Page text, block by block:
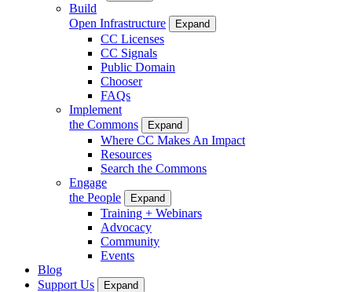
Build
Open Infrastructure
Expand
CC Licenses
CC Signals
Public Domain
Chooser
FAQs
Implement
the Commons
Expand
Where CC Makes An Impact
Resources
Search the Commons
Engage
the People
Expand
Training + Webinars
Advocacy
Community
Events
Blog
Support Us
Expand